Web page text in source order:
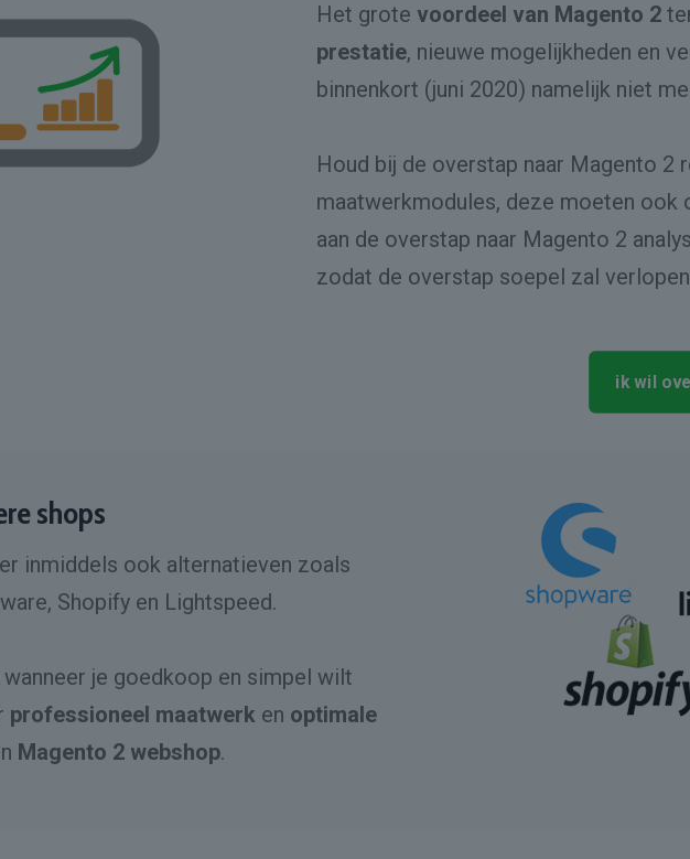
Het grote voordeel van Magento 2
prestatie, nieuwe mogelijkheden en
binnenkort (juni 2020) namelijk niet
Houd bij de overstap naar Magento 2
maatwerkmodules, deze moeten ook
aan de overstap naar Magento 2
zodat de overstap soepel zal
ik wil
shops
inmiddels ook alternatieven zoals
Shopify en Lightspeed.
je goedkoop en simpel wilt
professioneel maatwerken optimale
Magento 2 webshop.